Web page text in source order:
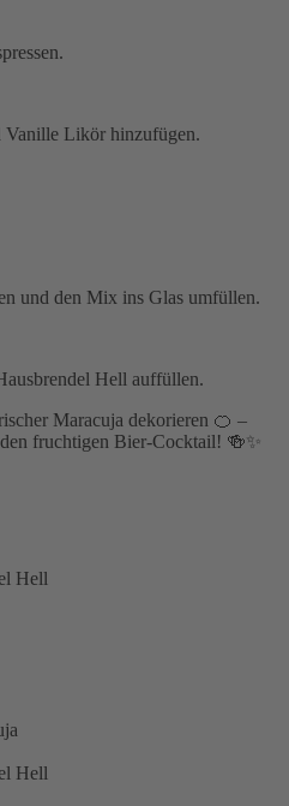
Likör hinzufügen.
und den Mix ins Glas umfüllen.
Hell auffüllen.
Maracuja dekorieren 🍊 –
fruchtigen Bier-Cocktail! 🍻✨
Hell
Hell